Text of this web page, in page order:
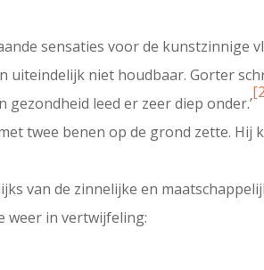
sensaties voor de kunstzinnige
niet houdbaar. Gorter
leed er zeer diep onder.’
twee benen op de grond zette. Hij
van de zinnelijke en
weer in vertwijfeling: